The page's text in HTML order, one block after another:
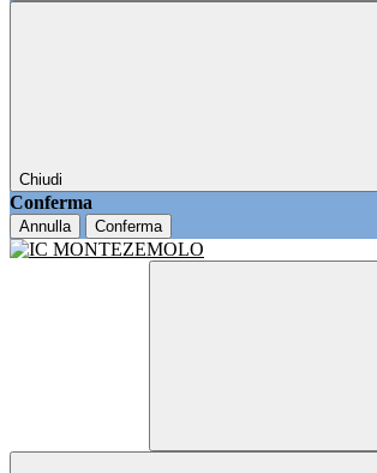
Chiudi
Conferma
Annulla Conferma